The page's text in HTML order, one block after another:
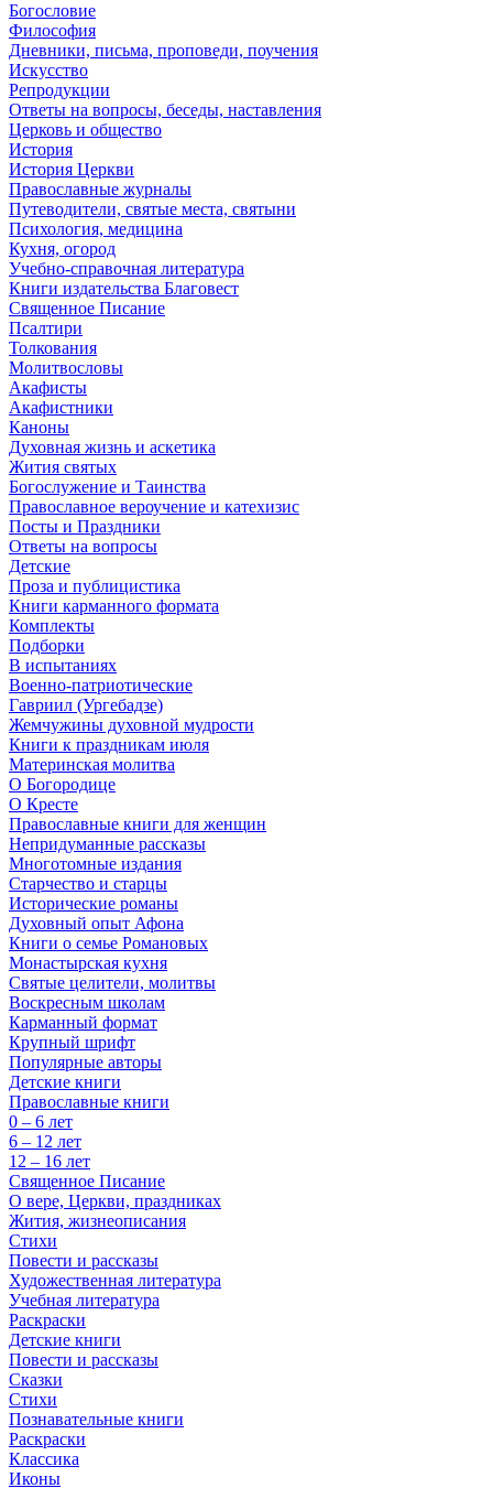
Богословие
Философия
Дневники, письма, проповеди, поучения
Искусство
Репродукции
Ответы на вопросы, беседы, наставления
Церковь и общество
История
История Церкви
Православные журналы
Путеводители, святые места, святыни
Психология, медицина
Кухня, огород
Учебно-справочная литература
Книги издательства Благовест
Священное Писание
Псалтири
Толкования
Молитвословы
Акафисты
Акафистники
Каноны
Духовная жизнь и аскетика
Жития святых
Богослужение и Таинства
Православное вероучение и катехизис
Посты и Праздники
Ответы на вопросы
Детские
Проза и публицистика
Книги карманного формата
Комплекты
Подборки
В испытаниях
Военно-патриотические
Гавриил (Ургебадзе)
Жемчужины духовной мудрости
Книги к праздникам июля
Материнская молитва
О Богородице
О Кресте
Православные книги для женщин
Непридуманные рассказы
Многотомные издания
Старчество и старцы
Исторические романы
Духовный опыт Афона
Книги о семье Романовых
Монастырская кухня
Святые целители, молитвы
Воскресным школам
Карманный формат
Крупный шрифт
Популярные авторы
Детские книги
Православные книги
0 – 6 лет
6 – 12 лет
12 – 16 лет
Священное Писание
О вере, Церкви, праздниках
Жития, жизнеописания
Стихи
Повести и рассказы
Художественная литература
Учебная литература
Раскраски
Детские книги
Повести и рассказы
Сказки
Стихи
Познавательные книги
Раскраски
Классика
Иконы